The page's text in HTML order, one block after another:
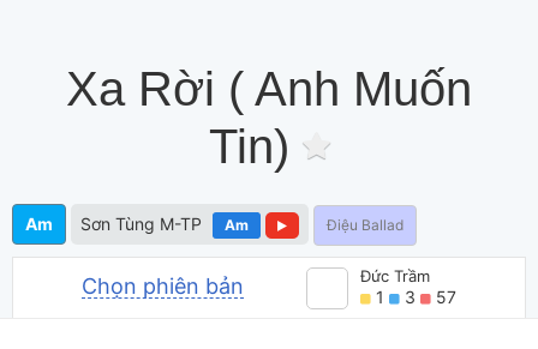
Xa Rời ( Anh Muốn
Tin)
Am Sơn Tùng M-TP Am Điệu Ballad
Chọn phiên bản Đức Trầm
1 3 57